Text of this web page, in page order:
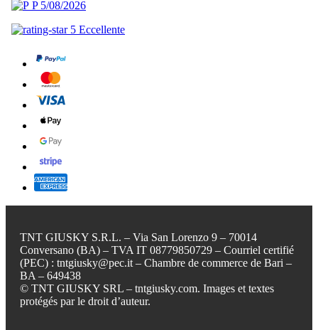
TNT GIUSKY S.R.L. – Via San Lorenzo 9 – 70014
Conversano (BA) – TVA IT 08779850729 – Courriel certifié
(PEC) : tntgiusky@pec.it – Chambre de commerce de Bari –
BA – 649438
© TNT GIUSKY SRL – tntgiusky.com. Images et textes
protégés par le droit d’auteur.